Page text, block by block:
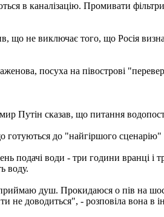
в каналізацію. Промивати
що не виключає того, що Росія
посуха на півострові
Путін сказав, що питання
до "найгіршого сценарію"
подачі води - три години вранці і
воду.
душ. Прокидаюся о пів на
не доводиться", - розповіла вона в